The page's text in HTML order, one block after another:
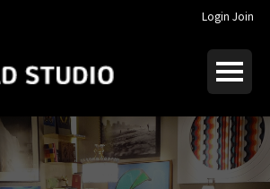
Login Join